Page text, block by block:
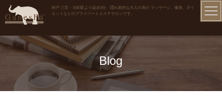
神戸 三宮・元町駅より徒歩3分、隠れ家的な大人の為の マッサージ、痩身、ダイ
エットなどのプライベートエステサロンです。
Blog